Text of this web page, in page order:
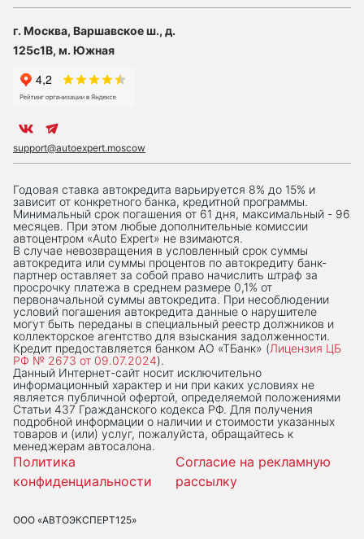
г. Москва, Варшавское ш., д.
125с1В, м. Южная
support@autoexpert.moscow
Годовая ставка автокредита варьируется 8% до 15% и
зависит от конкретного банка, кредитной программы.
Минимальный срок погашения от 61 дня, максимальный - 96
месяцев. При этом любые дополнительные комиссии
автоцентром «Auto Expert» не взимаются.
В случае невозвращения в условленный срок суммы
автокредита или суммы процентов по автокредиту банк-
партнер оставляет за собой право начислить штраф за
просрочку платежа в среднем размере 0,1% от
первоначальной суммы автокредита. При несоблюдении
условий погашения автокредита данные о нарушителе
могут быть переданы в специальный реестр должников и
коллекторское агентство для взыскания задолженности.
Кредит предоставляется банком АО «ТБанк» (Лицензия ЦБ
РФ № 2673 от 09.07.2024).
Данный Интернет-сaйт носит исключительно
информационный характер и ни при каких условиях не
является публичной офертой, определяемой положениями
Статьи 437 Гражданского кодекса РФ. Для получения
подробной информации о наличии и стоимости указанных
товаров и (или) услуг, пожалуйста, обращайтесь к
менеджерам автосалона.
Политика
конфиденциальности
Согласие на рекламную
рассылку
ООО «АВТОЭКСПЕРТ125»